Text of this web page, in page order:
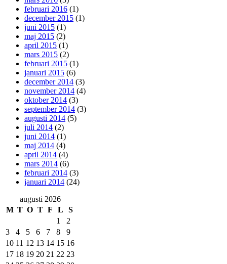
februari 2016 (1)
december 2015 (1)
juni 2015 (1)
maj 2015 (2)
april 2015 (1)
mars 2015 (2)
februari 2015 (1)
januari 2015 (6)
december 2014 (3)
november 2014 (4)
oktober 2014 (3)
september 2014 (3)
augusti 2014 (5)
juli 2014 (2)
juni 2014 (1)
maj 2014 (4)
april 2014 (4)
mars 2014 (6)
februari 2014 (3)
januari 2014 (24)
augusti 2026
M T O T F L
S
1
2
3
4 5 6 7 8
9
10 11 12 13 14 15 16
17 18 19 20 21 22 23